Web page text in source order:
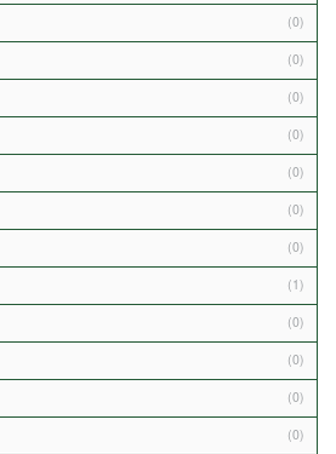
(0)
(0)
(0)
(0)
(0)
(0)
(0)
(1)
(0)
(0)
(0)
(0)